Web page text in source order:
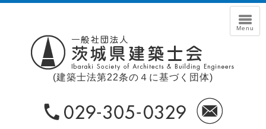
(建築士法第22条の４に基づく団体)